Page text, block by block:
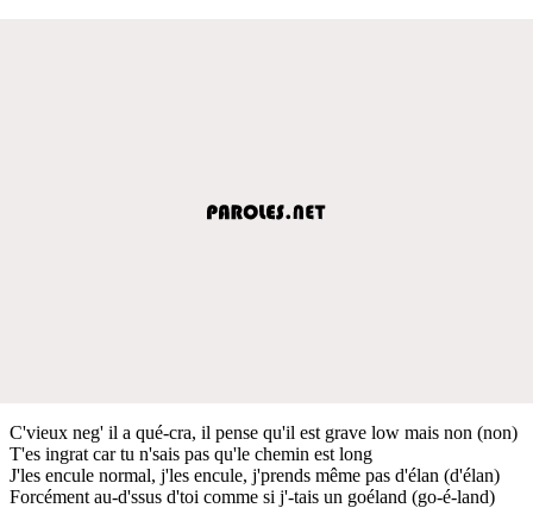
C'vieux neg' il a qué-cra, il pense qu'il est grave low mais non (non)
T'es ingrat car tu n'sais pas qu'le chemin est long
J'les encule normal, j'les encule, j'prends même pas d'élan (d'élan)
Forcément au-d'ssus d'toi comme si j'-tais un goéland (go-é-land)